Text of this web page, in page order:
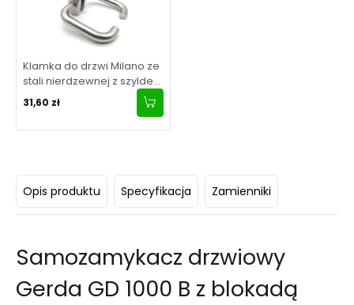
Klamka do drzwi Milano ze
stali nierdzewnej z szyldem
owalnym
31,60 zł
Opis produktu Specyfikacja Zamienniki
Samozamykacz drzwiowy
Gerda GD 1000 B z blokadą